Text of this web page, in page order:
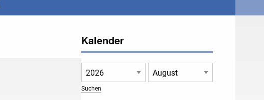
Kalender